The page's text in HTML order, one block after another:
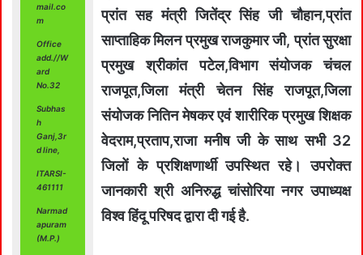
mail.co
m
Office
add.//W
ard
No.32
Subhas
h
Ganj,3r
d line,
ITARSI-
461111
Narmad
apuram
(M.P.)
प्रांत सह मंत्री जितेंद्र सिंह जी चौहान,प्रांत
साप्ताहिक मिलन प्रमुख राजकुमार जी, प्रांत सुरक्षा
प्रमुख श्रीकांत पटेल,विभाग संयोजक चंचल
राजपूत,जिला मंत्री चेतन सिंह राजपूत,जिला
संयोजक नितिन मेषकर एवं शारीरिक प्रमुख शिक्षक
वेदराम,प्रताप,राजा मनीष जी के साथ सभी 32
जिलों के प्रशिक्षणार्थी उपस्थित रहे। उपरोक्त
जानकारी श्री अनिरुद्ध चांसोरिया नगर उपाध्यक्ष
विश्व हिंदू परिषद द्वारा दी गई है.